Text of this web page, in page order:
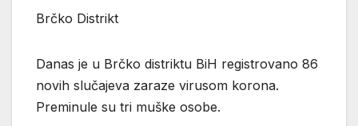
Brčko Distrikt
Danas je u Brčko distriktu BiH registrovano 86
novih slučajeva zaraze virusom korona.
Preminule su tri muške osobe.